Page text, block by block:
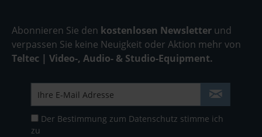
Abonnieren Sie den kostenlosen Newsletter und
verpassen Sie keine Neuigkeit oder Aktion mehr von
Teltec | Video-, Audio- & Studio-Equipment.
Der Bestimmung zum Datenschutz stimme ich
zu